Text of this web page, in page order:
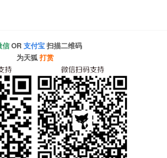
信OR 支付宝扫描二维码
为天狐打赏